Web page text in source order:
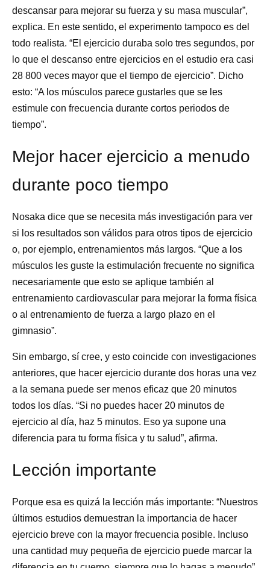
descansar para mejorar su fuerza y su masa muscular”,
explica. En este sentido, el experimento tampoco es del
todo realista. “El ejercicio duraba solo tres segundos, por
lo que el descanso entre ejercicios en el estudio era casi
28 800 veces mayor que el tiempo de ejercicio”. Dicho
esto: “A los músculos parece gustarles que se les
estimule con frecuencia durante cortos periodos de
tiempo”.
Mejor hacer ejercicio a menudo
durante poco tiempo
Nosaka dice que se necesita más investigación para ver
si los resultados son válidos para otros tipos de ejercicio
o, por ejemplo, entrenamientos más largos. “Que a los
músculos les guste la estimulación frecuente no significa
necesariamente que esto se aplique también al
entrenamiento cardiovascular para mejorar la forma física
o al entrenamiento de fuerza a largo plazo en el
gimnasio”.
Sin embargo, sí cree, y esto coincide con investigaciones
anteriores, que hacer ejercicio durante dos horas una vez
a la semana puede ser menos eficaz que 20 minutos
todos los días. “Si no puedes hacer 20 minutos de
ejercicio al día, haz 5 minutos. Eso ya supone una
diferencia para tu forma física y tu salud”, afirma.
Lección importante
Porque esa es quizá la lección más importante: “Nuestros
últimos estudios demuestran la importancia de hacer
ejercicio breve con la mayor frecuencia posible. Incluso
una cantidad muy pequeña de ejercicio puede marcar la